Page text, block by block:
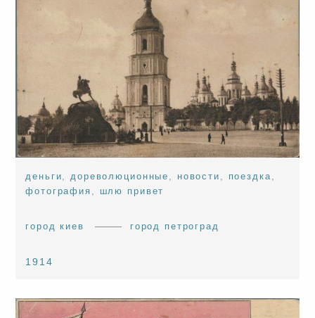
деньги,дореволюционные , новости , поездка,
фотография , шлю привет
город киев город петроград
1914